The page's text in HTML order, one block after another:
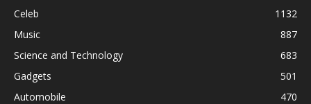
Celeb
1132
Music
887
Science and Technology
683
Gadgets
501
Automobile
470